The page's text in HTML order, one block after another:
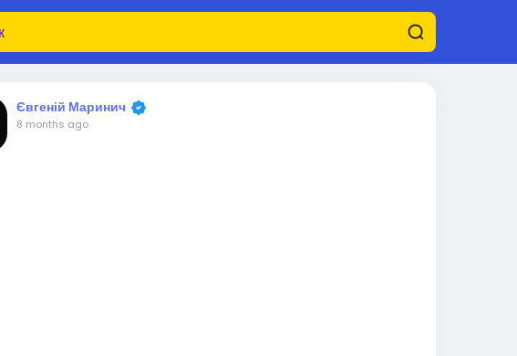
Євгеній Маринич
8 months ago